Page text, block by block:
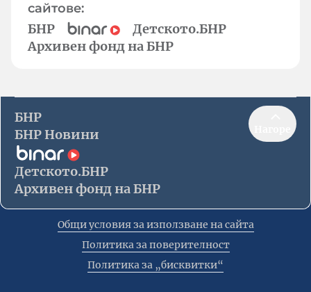
сайтове:
БНР
Детското.БНР
Архивен фонд на БНР
БНР
БНР Новини
Детското.БНР
Архивен фонд на БНР
Общи условия за използване на сайта
Политика за поверителност
Политика за „бисквитки“